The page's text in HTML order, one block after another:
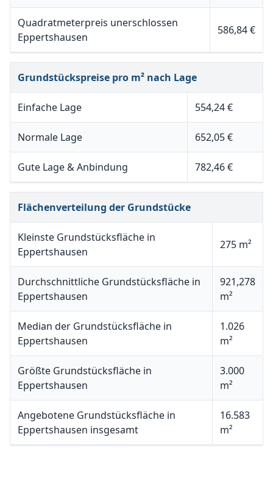
Quadratmeterpreis unerschlossen
Eppertshausen
586,84 €
Grundstückspreise pro m² nach Lage
Einfache Lage 554,24 €
Normale Lage 652,05 €
Gute Lage & Anbindung 782,46 €
Flächenverteilung der Grundstücke
Kleinste Grundstücksfläche in
Eppertshausen
275 m²
Durchschnittliche Grundstücksfläche in
Eppertshausen
921,278
m²
Median der Grundstücksfläche in
Eppertshausen
1.026
m²
Größte Grundstücksfläche in
Eppertshausen
3.000
m²
Angebotene Grundstücksfläche in
Eppertshausen insgesamt
16.583
m²